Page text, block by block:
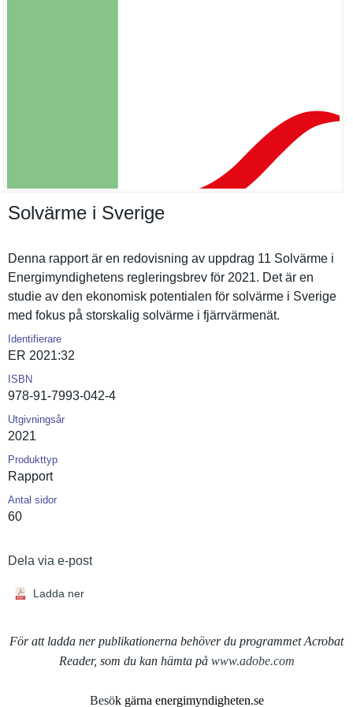
Solvärme i Sverige
Denna rapport är en redovisnin­g av uppdrag 11 Solvärme i
Energimynd­ighetens reglerings­brev för 2021. Det är en
studie av den ekonomisk potentiale­n för solvärme i Sverige
med fokus på storskalig solvärme i fjärrvärme­nät.
Identifierare
ER 2021:32
ISBN
978-91-7993-042-4
Utgivningsår
2021
Produkttyp
Rapport
Antal sidor
60
Dela via e-post
Ladda ner
För att ladda ner publikationerna behöver du programmet Acrobat
Reader, som du kan hämta på www.adobe.com
Besök gärna energimyndigheten.se